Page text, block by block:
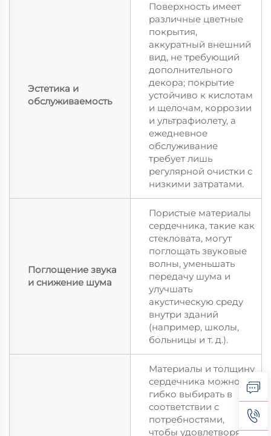
Эстетика и
обслуживаемость
Поверхность имеет
различные цветные
покрытия,
аккуратный внешний
вид, не требующий
дополнительного
декора; покрытие
устойчиво к кислотам
и щелочам, коррозии
и ультрафиолету, а
ежедневное
обслуживание
требует лишь
регулярной очистки с
низкими затратами.
Поглощение звука
и снижение шума
Пористые материалы
сердечника, такие как
стекловата, могут
поглощать звуковые
волны, уменьшать
передачу шума и
улучшать
акустическую среду
внутри зданий
(например, школы,
больницы и т. д.).
Материалы и толщину
сердечника можно
гибко выбирать в
соответствии с
потребностями,
чтобы удовлетворять